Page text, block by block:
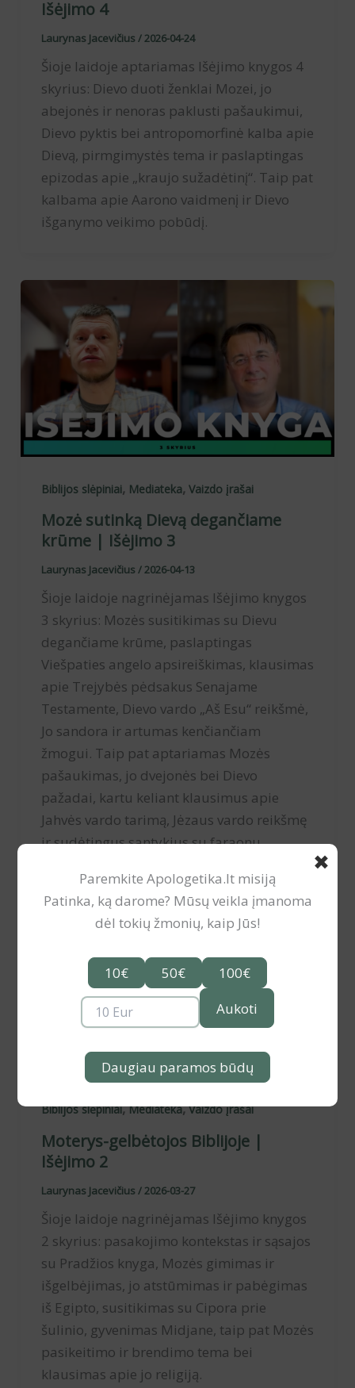
Išėjimo 4
Laurynas Jacevičius /2026-04-24
Šioje laidoje aptariamas Išėjimo knygos 4
skyrius: Dievo duoti ženklai Mozei, jo
abejonės ir nenoras paklusti pašaukimui,
Dievo pyktis bei antropomorfinė kalba apie
Dievą, pirmgimystės tema ir paslaptingas
epizodas apie „kraujo sužadėtinį“. Taip pat
kalbama apie Aarono vaidmenį ir Dievo
išganymo veikimo pobūdį.
Biblijos slėpiniai, Mediateka, Vaizdo įrašai
Mozė sutinką Dievą degančiame
krūme | Išėjimo 3
Laurynas Jacevičius /2026-04-13
Šioje laidoje nagrinėjamas Išėjimo knygos
3 skyrius: Mozės susitikimas su Dievu
degančiame krūme, paslaptingas
Viešpaties angelo apsireiškimas, klausimas
apie Trejybės pėdsakus Senajame
Testamente, Dievo vardo „Aš Esu“ reikšmė,
Jo sandora ir artumas kenčiančiam
žmogui. Taip pat aptariamas Mozės
pašaukimas, jo dvejonės bei Dievo
pažadai, kartu keliant klausimus apie
Jahvės vardo tarimą, Jėzaus vardo reikšmę
ir sudėtingus santykius su faraonu.
Biblijos slėpiniai,Mediateka,Vaizdo įrašai
Moterys-gelbėtojos Biblijoje |
Išėjimo 2
Laurynas Jacevičius /2026-03-27
Šioje laidoje nagrinėjamas Išėjimo knygos
2 skyrius: pasakojimo kontekstas ir sąsajos
su Pradžios knyga, Mozės gimimas ir
išgelbėjimas, jo atstūmimas ir pabėgimas
iš Egipto, susitikimas su Cipora prie
šulinio, gyvenimas Midjane, taip pat Mozės
pasikeitimo ir brendimo tema bei
klausimas apie jo religiją.
✖
Paremkite Apologetika.lt misiją
Patinka, ką darome? Mūsų veikla įmanoma
dėl tokių žmonių, kaip Jūs!
10€ 50€
100€
Aukoti
Daugiau paramos būdų